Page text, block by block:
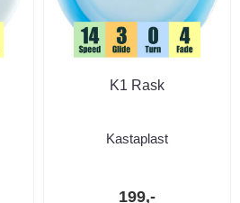
K1 Rask
Kastaplast
199,-